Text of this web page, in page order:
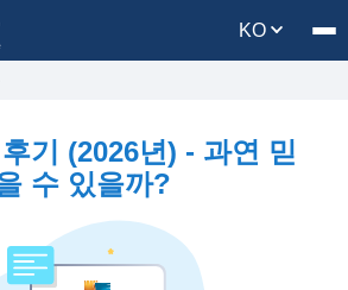
KO
기 (2026년) - 과연 믿
수 있을까?